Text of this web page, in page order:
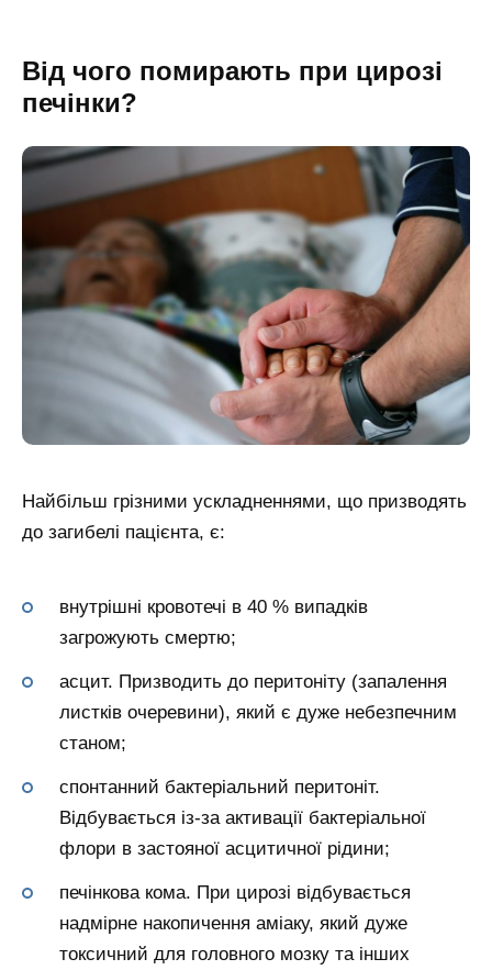
Від чого помирають при цирозі
печінки?
Найбільш грізними ускладненнями, що призводять
до загибелі пацієнта, є:
внутрішні кровотечі в 40 % випадків
загрожують смертю;
асцит. Призводить до перитоніту (запалення
листків очеревини), який є дуже небезпечним
станом;
спонтанний бактеріальний перитоніт.
Відбувається із-за активації бактеріальної
флори в застояної асцитичної рідини;
печінкова кома. При цирозі відбувається
надмірне накопичення аміаку, який дуже
токсичний для головного мозку та інших